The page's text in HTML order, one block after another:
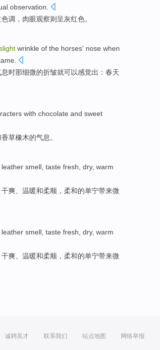
observation.
调， 肉眼观察则呈灰红色。
wrinkle of the horses' nose when
时那细微的折皱就可以感觉出：春天
with chocolate and sweet
香草橡木的气息。
leather smell taste fresh dry, warm
干爽 温暖和柔顺 ， 柔和的单宁带来微
leather smell taste fresh dry, warm
干爽 温暖和柔顺 ， 柔和的单宁带来微
诚聘英才 联系我们 站点地图 网络举报